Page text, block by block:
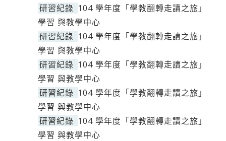
研習紀錄 104 學年度「學教翻轉走讀之旅」
學習 與教學中心
研習紀錄 104 學年度「學教翻轉走讀之旅」
學習 與教學中心
研習紀錄 104 學年度「學教翻轉走讀之旅」
學習 與教學中心
研習紀錄 104 學年度「學教翻轉走讀之旅」
學習 與教學中心
研習紀錄 104 學年度「學教翻轉走讀之旅」
學習 與教學中心